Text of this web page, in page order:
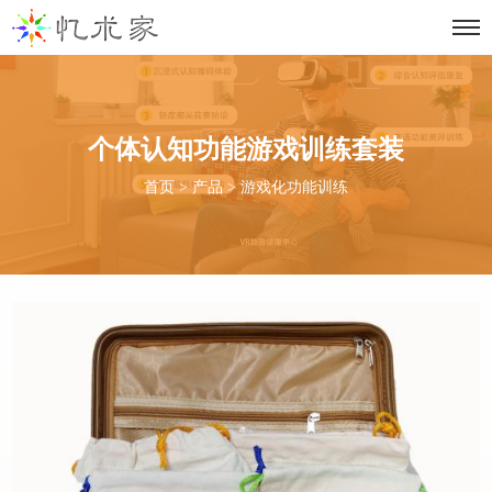
个体认知功能游戏训练套装
首页> 产品 >游戏化功能训练